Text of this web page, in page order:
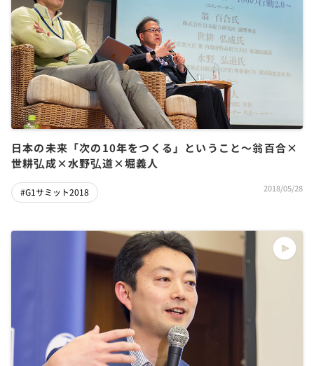
日本の未来「次の10年をつくる」ということ～翁百合×
世耕弘成×水野弘道×堀義人
#G1サミット2018 2018/05/28